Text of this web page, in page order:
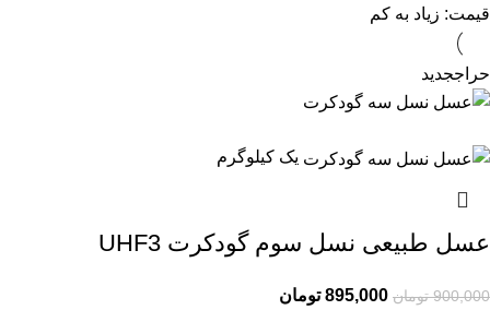
قیمت: زیاد به کم
حراججدید
یک کیلوگرم
عسل طبیعی نسل سوم گودکرت UHF3
900,000 تومان 895,000 تومان